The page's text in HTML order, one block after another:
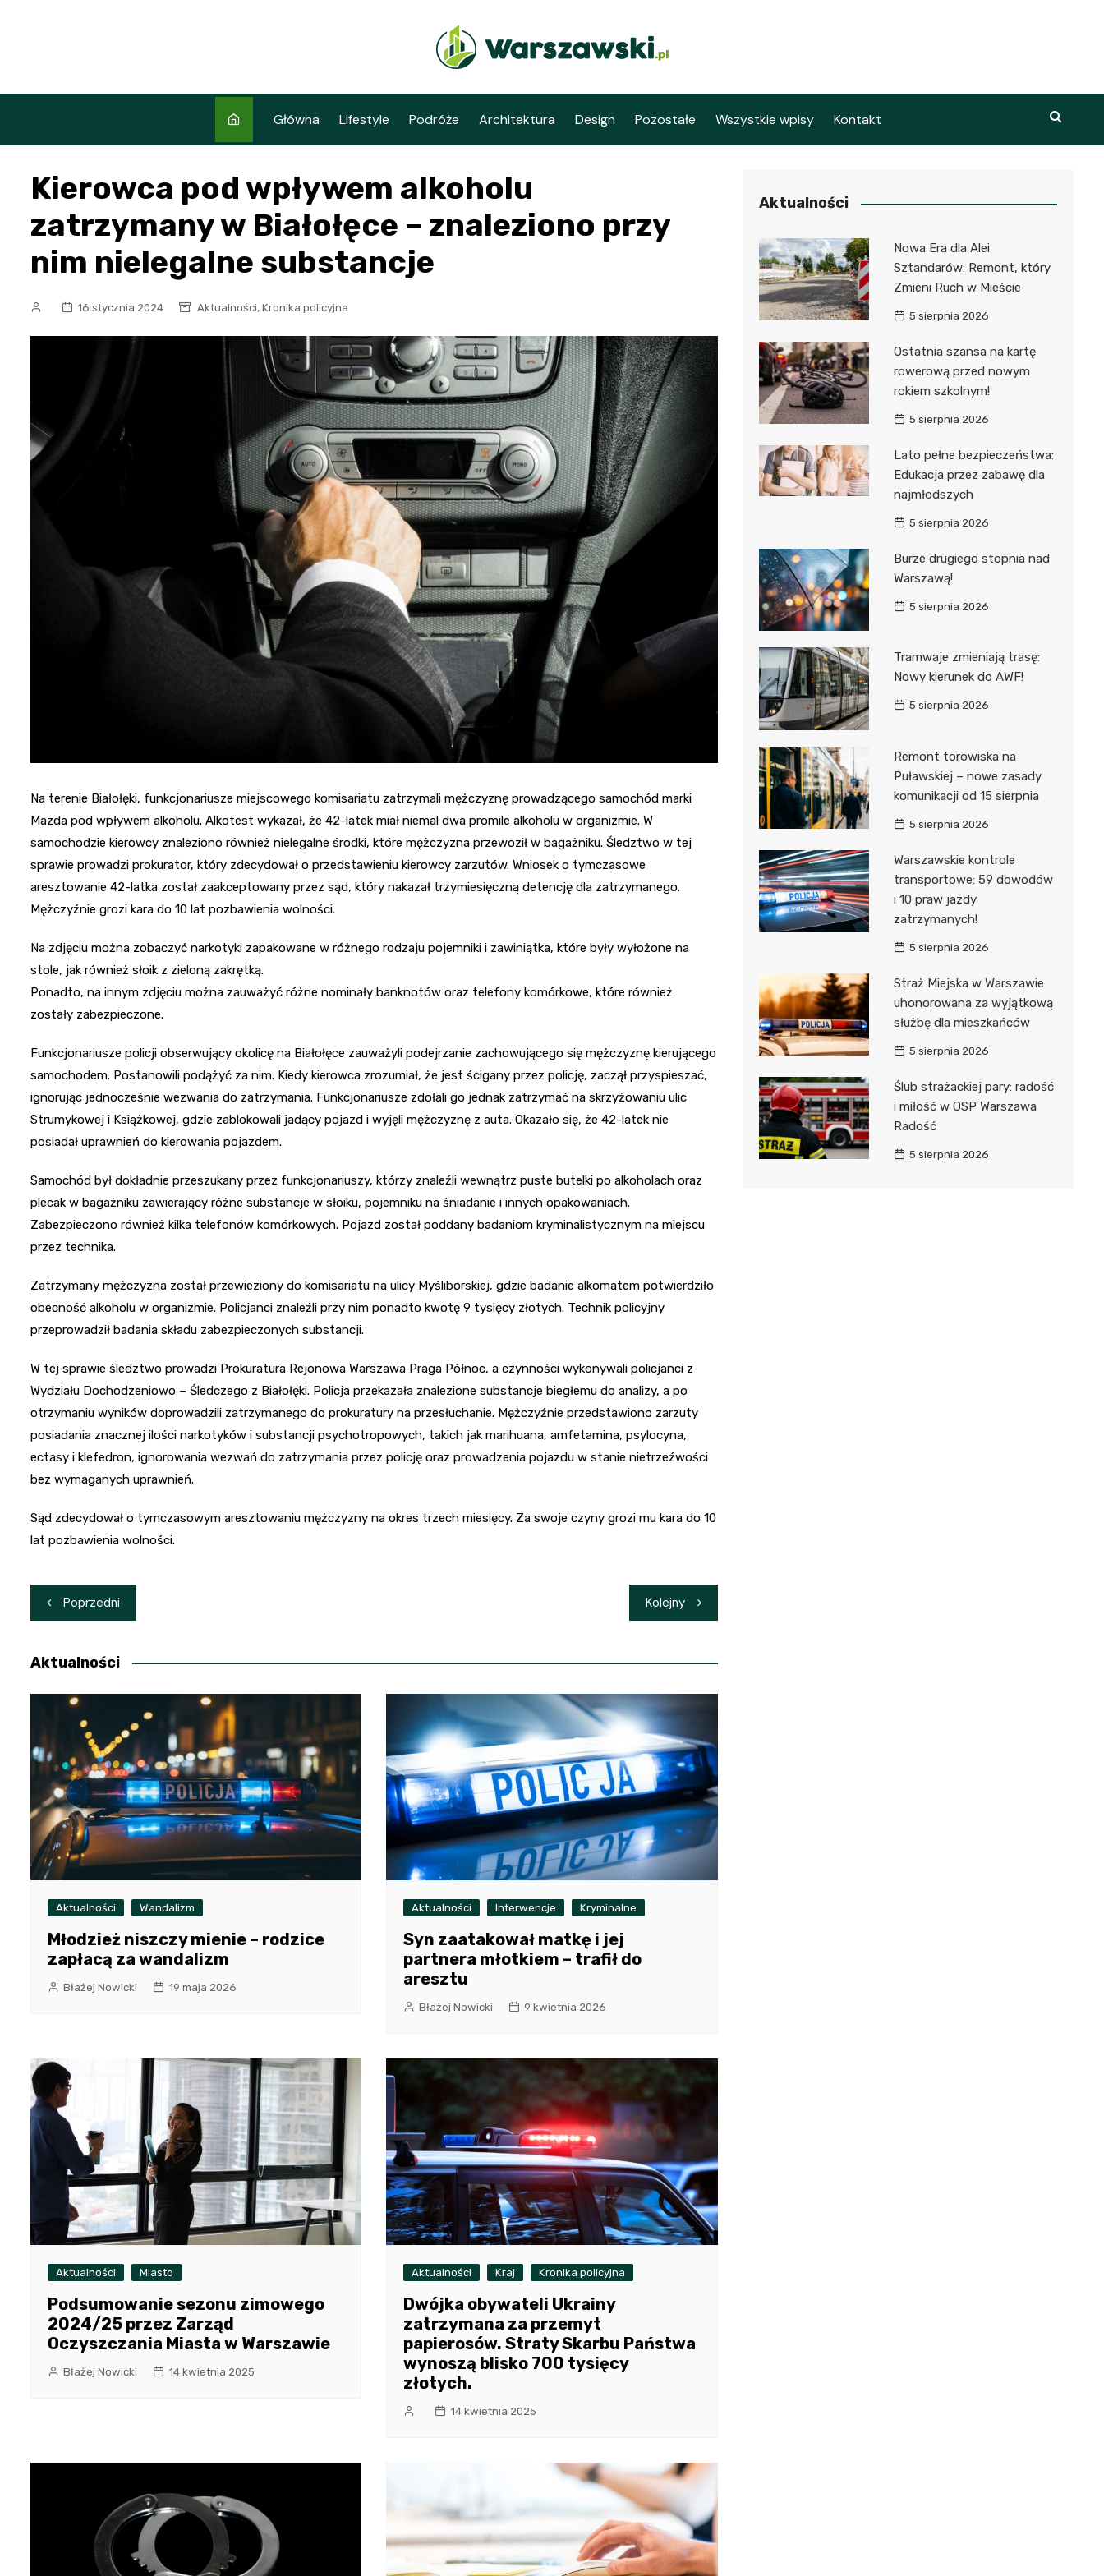
Główna Lifestyle Podróże Architektura Design Pozostałe Wszystkie wpisy Kontakt
Kierowca pod wpływem alkoholu
zatrzymany w Białołęce – znaleziono przy
nim nielegalne substancje
16 stycznia 2024 Aktualności, Kronika policyjna
Na terenie Białołęki, funkcjonariusze miejscowego komisariatu zatrzymali mężczyznę prowadzącego samochód marki
Mazda pod wpływem alkoholu. Alkotest wykazał, że 42-latek miał niemal dwa promile alkoholu w organizmie. W
samochodzie kierowcy znaleziono również nielegalne środki, które mężczyzna przewoził w bagażniku. Śledztwo w tej
sprawie prowadzi prokurator, który zdecydował o przedstawieniu kierowcy zarzutów. Wniosek o tymczasowe
aresztowanie 42-latka został zaakceptowany przez sąd, który nakazał trzymiesięczną detencję dla zatrzymanego.
Mężczyźnie grozi kara do 10 lat pozbawienia wolności.
Na zdjęciu można zobaczyć narkotyki zapakowane w różnego rodzaju pojemniki i zawiniątka, które były wyłożone na
stole, jak również słoik z zieloną zakrętką.
Ponadto, na innym zdjęciu można zauważyć różne nominały banknotów oraz telefony komórkowe, które również
zostały zabezpieczone.
Funkcjonariusze policji obserwujący okolicę na Białołęce zauważyli podejrzanie zachowującego się mężczyznę kierującego
samochodem. Postanowili podążyć za nim. Kiedy kierowca zrozumiał, że jest ścigany przez policję, zaczął przyspieszać,
ignorując jednocześnie wezwania do zatrzymania. Funkcjonariusze zdołali go jednak zatrzymać na skrzyżowaniu ulic
Strumykowej i Książkowej, gdzie zablokowali jadący pojazd i wyjęli mężczyznę z auta. Okazało się, że 42-latek nie
posiadał uprawnień do kierowania pojazdem.
Samochód był dokładnie przeszukany przez funkcjonariuszy, którzy znaleźli wewnątrz puste butelki po alkoholach oraz
plecak w bagażniku zawierający różne substancje w słoiku, pojemniku na śniadanie i innych opakowaniach.
Zabezpieczono również kilka telefonów komórkowych. Pojazd został poddany badaniom kryminalistycznym na miejscu
przez technika.
Zatrzymany mężczyzna został przewieziony do komisariatu na ulicy Myśliborskiej, gdzie badanie alkomatem potwierdziło
obecność alkoholu w organizmie. Policjanci znaleźli przy nim ponadto kwotę 9 tysięcy złotych. Technik policyjny
przeprowadził badania składu zabezpieczonych substancji.
W tej sprawie śledztwo prowadzi Prokuratura Rejonowa Warszawa Praga Północ, a czynności wykonywali policjanci z
Wydziału Dochodzeniowo – Śledczego z Białołęki. Policja przekazała znalezione substancje biegłemu do analizy, a po
otrzymaniu wyników doprowadzili zatrzymanego do prokuratury na przesłuchanie. Mężczyźnie przedstawiono zarzuty
posiadania znacznej ilości narkotyków i substancji psychotropowych, takich jak marihuana, amfetamina, psylocyna,
ectasy i klefedron, ignorowania wezwań do zatrzymania przez policję oraz prowadzenia pojazdu w stanie nietrzeźwości
bez wymaganych uprawnień.
Sąd zdecydował o tymczasowym aresztowaniu mężczyzny na okres trzech miesięcy. Za swoje czyny grozi mu kara do 10
lat pozbawienia wolności.
Nawigacja
wpisu
Poprzedni Kolejny
Aktualności
Aktualności Wandalizm
Młodzież niszczy mienie – rodzice
zapłacą za wandalizm
Błażej Nowicki 19 maja 2026
Aktualności Interwencje Kryminalne
Syn zaatakował matkę i jej
partnera młotkiem – trafił do
aresztu
Błażej Nowicki 9 kwietnia 2026
Aktualności Miasto
Podsumowanie sezonu zimowego
2024/25 przez Zarząd
Oczyszczania Miasta w Warszawie
Błażej Nowicki 14 kwietnia 2025
Aktualności Kraj Kronika policyjna
Dwójka obywateli Ukrainy
zatrzymana za przemyt
papierosów. Straty Skarbu Państwa
wynoszą blisko 700 tysięcy
złotych.
14 kwietnia 2025
Aktualności
Nowa Era dla Alei
Sztandarów: Remont, który
Zmieni Ruch w Mieście
5 sierpnia 2026
Ostatnia szansa na kartę
rowerową przed nowym
rokiem szkolnym!
5 sierpnia 2026
Lato pełne bezpieczeństwa:
Edukacja przez zabawę dla
najmłodszych
5 sierpnia 2026
Burze drugiego stopnia nad
Warszawą!
5 sierpnia 2026
Tramwaje zmieniają trasę:
Nowy kierunek do AWF!
5 sierpnia 2026
Remont torowiska na
Puławskiej – nowe zasady
komunikacji od 15 sierpnia
5 sierpnia 2026
Warszawskie kontrole
transportowe: 59 dowodów
i 10 praw jazdy
zatrzymanych!
5 sierpnia 2026
Straż Miejska w Warszawie
uhonorowana za wyjątkową
służbę dla mieszkańców
5 sierpnia 2026
Ślub strażackiej pary: radość
i miłość w OSP Warszawa
Radość
5 sierpnia 2026